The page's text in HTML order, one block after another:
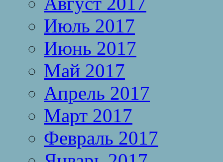
Июль 2017
Июнь 2017
Май 2017
Апрель 2017
Март 2017
Февраль 2017